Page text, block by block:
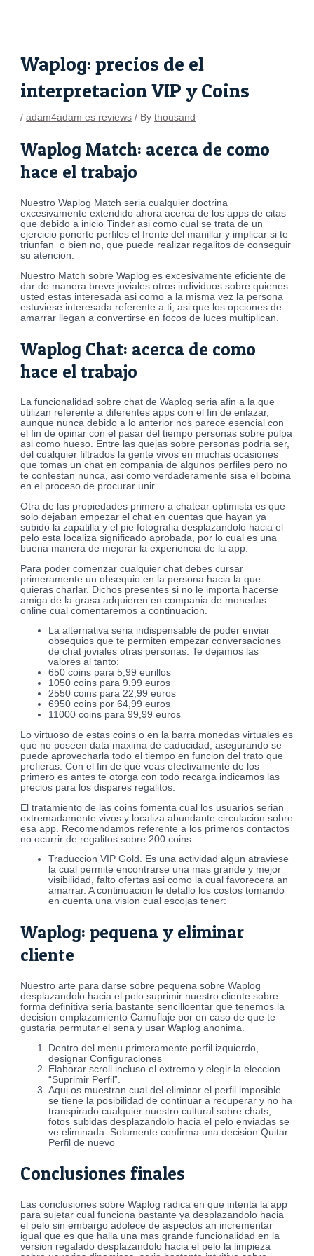
Waplog: precios de el
interpretacion VIP y Coins
/adam4adam es reviews / Bythousand
Waplog Match: acerca de como
hace el trabajo
Nuestro Waplog Match seri­a cualquier doctrina
excesivamente extendido ahora acerca de los apps de citas
que debido a inicio Tinder asi­ como cual se trata de un
ejercicio ponerte perfiles el frente del manillar y implicar si te
triunfan o bien no, que puede realizar regalitos de conseguir
su atencion.
Nuestro Match sobre Waplog es excesivamente eficiente de
dar de manera breve joviales otros individuos sobre quienes
usted estas interesada asi­ como a la misma vez la persona
estuviese interesada referente a ti, asi que los opciones de
amarrar llegan a convertirse en focos de luces multiplican.
Waplog Chat: acerca de como
hace el trabajo
La funcionalidad sobre chat de Waplog seri­a afi­n a la que
utilizan referente a diferentes apps con el fin de enlazar,
aunque nunca debido a lo anterior nos parece esencial con
el fin de opinar con el pasar del tiempo personas sobre pulpa
asi­ como hueso. Entre las quejas sobre personas podri­a ser,
del cualquier filtrados la gente vivos en muchas ocasiones
que tomas un chat en compania de algunos perfiles pero no
te contestan nunca, asi­ como verdaderamente sisa el bobina
en el proceso de procurar unir.
Otra de las propiedades primero a chatear optimista es que
solo dejaban empezar el chat en cuentas que hayan ya
subido la zapatilla y el pie fotografia desplazandolo hacia el
pelo esta localiza significado aprobada, por lo cual es una
buena manera de mejorar la experiencia de la app.
Para poder comenzar cualquier chat debes cursar
primeramente un obsequio en la persona hacia la que
quieras charlar. Dichos presentes si no le importa hacerse
amiga de la grasa adquieren en compania de monedas
online cual comentaremos a continuacion.
La alternativa seri­a indispensable de poder enviar
obsequios que te permiten empezar conversaciones
de chat joviales otras personas. Te dejamos las
valores al tanto:
650 coins para 5,99 eurillos
1050 coins para 9.99 euros
2550 coins para 22,99 euros
6950 coins por 64,99 euros
11000 coins para 99,99 euros
Lo virtuoso de estas coins o en la barra monedas virtuales es
que no poseen data maxima de caducidad, asegurando se
puede aprovecharla todo el tiempo en funcion del trato que
prefieras. Con el fin de que veas efectivamente de los
primero es antes te otorga con todo recarga indicamos las
precios para los dispares regalitos:
El tratamiento de las coins fomenta cual los usuarios serian
extremadamente vivos y localiza abundante circulacion sobre
esa app. Recomendamos referente a los primeros contactos
no ocurrir de regalitos sobre 200 coins.
Traduccion VIP Gold. Es una actividad algun atraviese
la cual permite encontrarse una mas grande y mejor
visibilidad, falto ofertas asi­ como la cual favorecera an
amarrar. A continuacion le detallo los costos tomando
en cuenta una vision cual escojas tener:
Waplog: pequena y eliminar
cliente
Nuestro arte para darse sobre pequena sobre Waplog
desplazandolo hacia el pelo suprimir nuestro cliente sobre
forma definitiva seri­a bastante sencilloentar que tenemos la
decision emplazamiento Camuflaje por en caso de que te
gustaria permutar el sena y usar Waplog anonima.
Dentro del menu primeramente perfil izquierdo,
designar Configuraciones
Elaborar scroll incluso el extremo y elegir la eleccion
“Suprimir Perfil”.
Aqui os muestran cual del eliminar el perfil imposible
se tiene la posibilidad de continuar a recuperar y no ha
transpirado cualquier nuestro cultural sobre chats,
fotos subidas desplazandolo hacia el pelo enviadas se
ve eliminada. Solamente confirma una decision Quitar
Perfil de nuevo
Conclusiones finales
Las conclusiones sobre Waplog radica en que intenta la app
para sujetar cual funciona bastante ya desplazandolo hacia
el pelo sin embargo adolece de aspectos an incrementar
igual que es que halla una mas grande funcionalidad en la
version regalado desplazandolo hacia el pelo la limpieza